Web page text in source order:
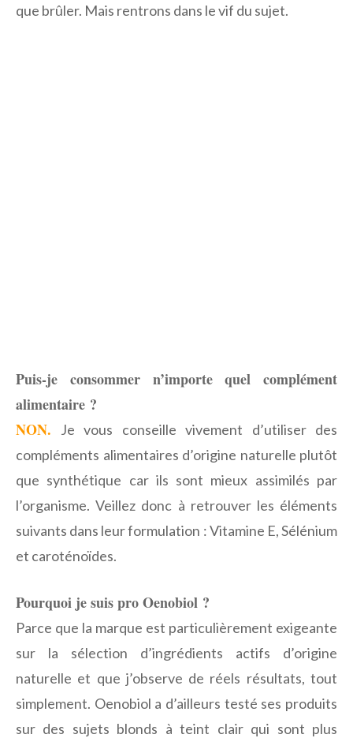
que brûler. Mais rentrons dans le vif du sujet.
Puis-je consommer n’importe quel complément
alimentaire ?
NON. Je vous conseille vivement d’utiliser des
compléments alimentaires d’origine naturelle plutôt
que synthétique car ils sont mieux assimilés par
l’organisme. Veillez donc à retrouver les éléments
suivants dans leur formulation : Vitamine E, Sélénium
et caroténoïdes.
Pourquoi je suis pro Oenobiol ?
Parce que la marque est particulièrement exigeante
sur la sélection d’ingrédients actifs d’origine
naturelle et que j’observe de réels résultats, tout
simplement. Oenobiol a d’ailleurs testé ses produits
sur des sujets blonds à teint clair qui sont plus